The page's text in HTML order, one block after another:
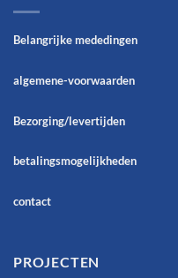
Belangrijke mededingen
algemene-voorwaarden
Bezorging/levertijden
betalingsmogelijkheden
contact
PROJECTEN